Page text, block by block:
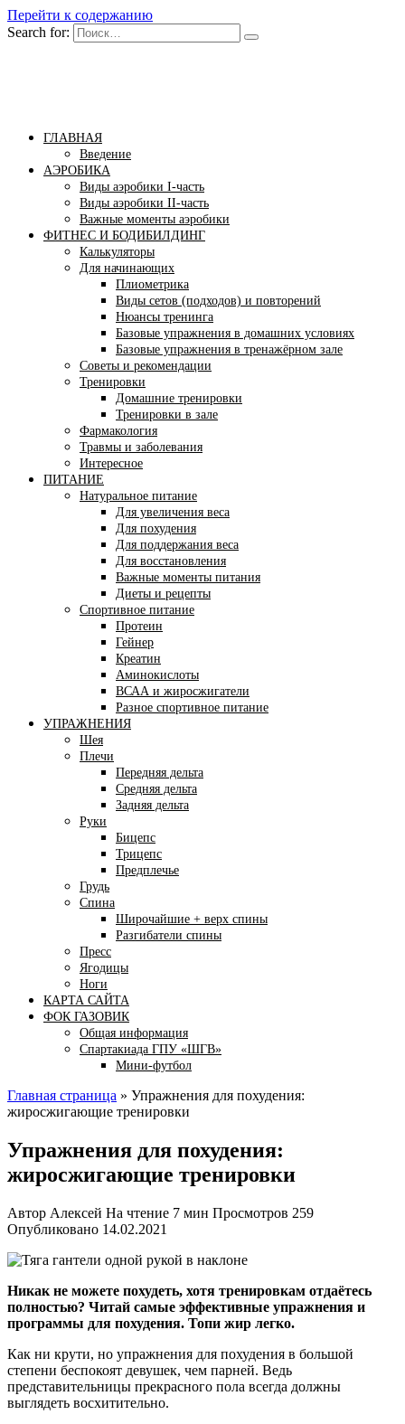
Перейти к содержанию
Search for:
ГЛАВНАЯ
Введение
АЭРОБИКА
Виды аэробики І-часть
Виды аэробики ІІ-часть
Важные моменты аэробики
ФИТНЕС И БОДИБИЛДИНГ
Калькуляторы
Для начинающих
Плиометрика
Виды сетов (подходов) и повторений
Нюансы тренинга
Базовые упражнения в домашних условиях
Базовые упражнения в тренажёрном зале
Советы и рекомендации
Тренировки
Домашние тренировки
Тренировки в зале
Фармакология
Травмы и заболевания
Интересное
ПИТАНИЕ
Натуральное питание
Для увеличения веса
Для похудения
Для поддержания веса
Для восстановления
Важные моменты питания
Диеты и рецепты
Спортивное питание
Протеин
Гейнер
Креатин
Аминокислоты
ВСАА и жиросжигатели
Разное спортивное питание
УПРАЖНЕНИЯ
Шея
Плечи
Передняя дельта
Средняя дельта
Задняя дельта
Руки
Бицепс
Трицепс
Предплечье
Грудь
Спина
Широчайшие + верх спины
Разгибатели спины
Пресс
Ягодицы
Ноги
КАРТА САЙТА
ФОК ГАЗОВИК
Общая информация
Спартакиада ГПУ «ШГВ»
Мини-футбол
Главная страница » Упражнения для похудения:
жиросжигающие тренировки
Упражнения для похудения:
жиросжигающие тренировки
Автор Алексей На чтение 7 мин Просмотров 259
Опубликовано 14.02.2021
Никак не можете похудеть, хотя тренировкам отдаётесь
полностью? Читай самые эффективные упражнения и
программы для похудения. Топи жир легко.
Как ни крути, но упражнения для похудения в большой
степени беспокоят девушек, чем парней. Ведь
представительницы прекрасного пола всегда должны
выглядеть восхитительно.